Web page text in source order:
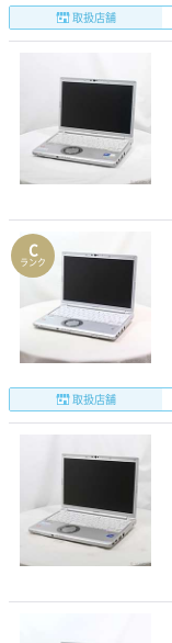
取扱店舗
C
ランク
取扱店舗